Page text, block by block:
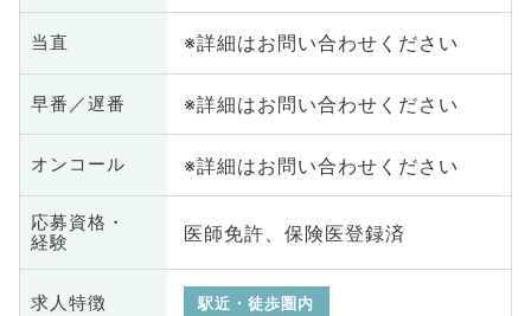
当直 ※詳細はお問い合わせください
早番／遅番 ※詳細はお問い合わせください
オンコール ※詳細はお問い合わせください
応募資格・
経験
医師免許、保険医登録済
求人特徴 駅近・徒歩圏内